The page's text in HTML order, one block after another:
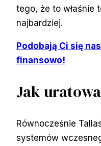
tego, że to właśnie
najbardziej.
Podobają Ci się
finansowo!
Jak
Równocześnie
systemów